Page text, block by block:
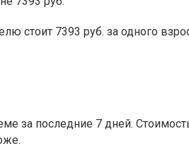
7393 руб. за одного
за последние 7 дней.